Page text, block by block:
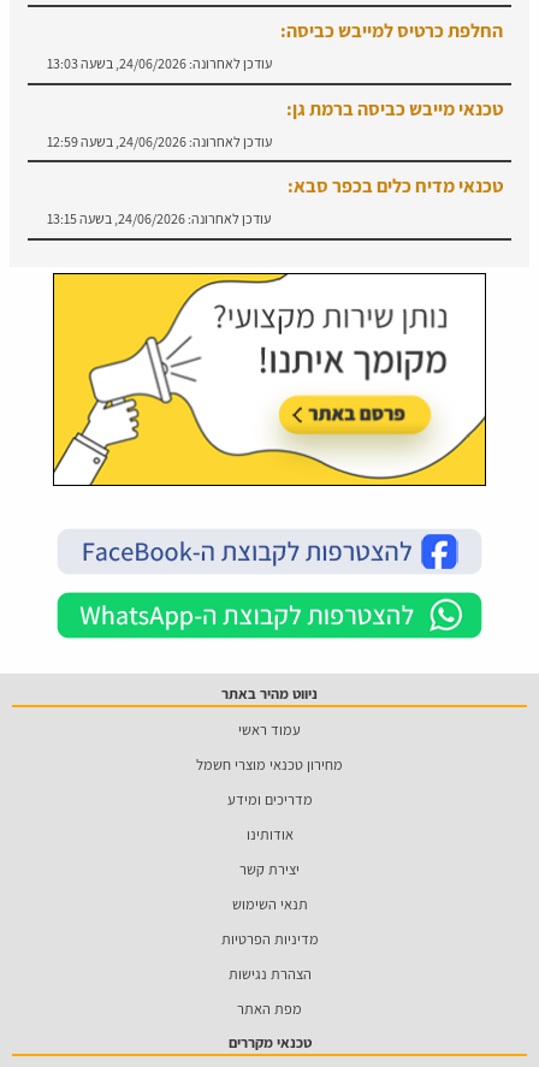
החלפת כרטיס למייבש כביסה:
עודכן לאחרונה: 24/06/2026, בשעה 13:03
טכנאי מייבש כביסה ברמת גן:
עודכן לאחרונה: 24/06/2026, בשעה 12:59
טכנאי מדיח כלים בכפר סבא:
עודכן לאחרונה: 24/06/2026, בשעה 13:15
ניווט מהיר באתר
עמוד ראשי
מחירון טכנאי מוצרי חשמל
מדריכים ומידע
אודותינו
יצירת קשר
תנאי השימוש
מדיניות הפרטיות
הצהרת נגישות
מפת האתר
טכנאי מקררים